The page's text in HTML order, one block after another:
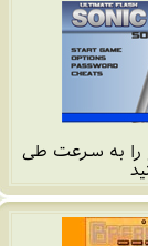
به سرعت طی